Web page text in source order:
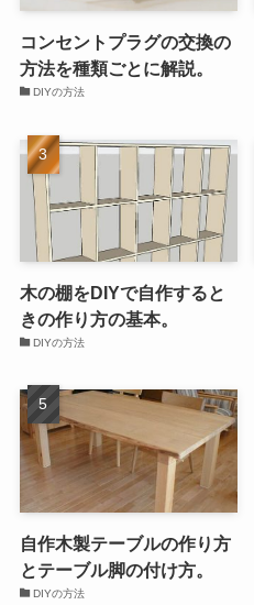
コンセントプラグの交換の
方法を種類ごとに解説。
DIYの方法
木の棚をDIYで自作すると
きの作り方の基本。
DIYの方法
自作木製テーブルの作り方
とテーブル脚の付け方。
DIYの方法